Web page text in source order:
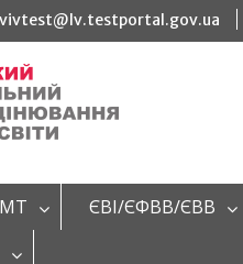
ЄВІ/ЄФВВ/ЄВВ